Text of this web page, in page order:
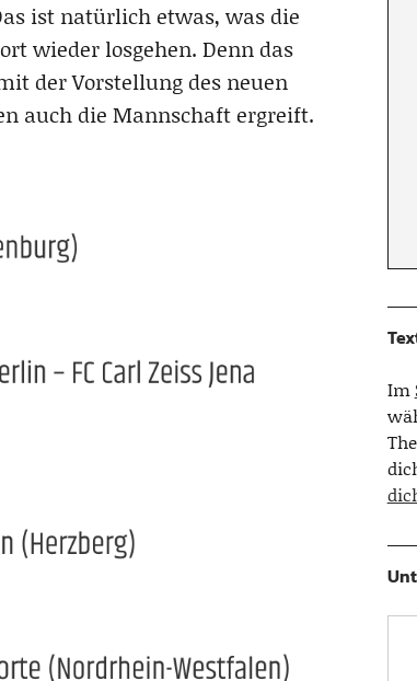
ist natürlich etwas, was die
wieder losgehen. Denn das
der Vorstellung des neuen
auch die Mannschaft ergreift.
Im